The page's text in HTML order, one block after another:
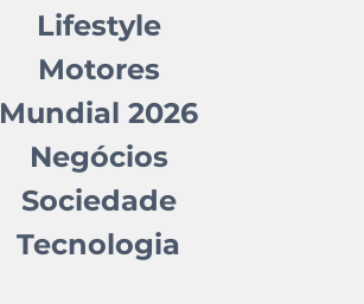
Lifestyle
Motores
Mundial 2026
Negócios
Sociedade
Tecnologia